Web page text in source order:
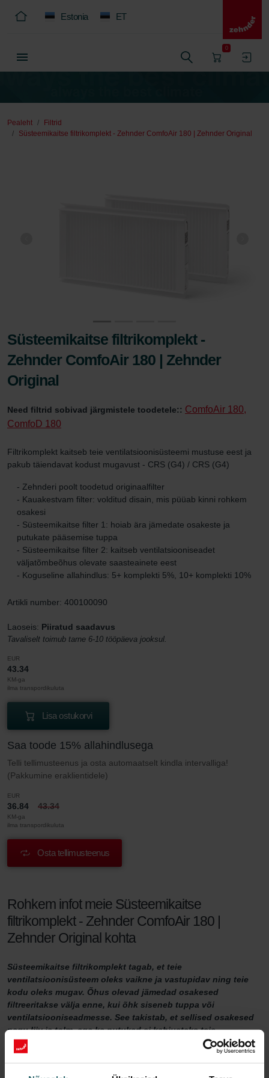
Estonia ET
0
Pealeht
Filtrid
Süsteemikaitse filtrikomplekt - Zehnder ComfoAir 180 | Zehnder Original
Süsteemikaitse filtrikomplekt -
Zehnder ComfoAir 180 | Zehnder
Original
Need filtrid sobivad järgmistele toodetele:: ComfoAir 180,
ComfoD 180
Filtrikomplekt kaitseb teie ventilatsioonisüsteemi mustuse eest ja
pakub täiendavat kodust mugavust - CRS (G4) / CRS (G4)
- Zehnderi poolt toodetud originaalfilter
- Kauakestvam filter: volditud disain, mis püüab kinni rohkem
osakesi
- Süsteemikaitse filter 1: hoiab ära jämedate osakeste ja
putukate pääsemise tuppa
- Süsteemikaitse filter 2: kaitseb ventilatsiooniseadet
väljatõmbeõhus olevate saasteainete eest
- Koguseline allahindlus: 5+ komplekti 5%, 10+ komplekti 10%
Artikli number: 400100090
Laoseis: Piiratud saadavus
Tavaliselt toimub tarne 6-10 tööpäeva jooksul.
EUR
43.34
KM-ga
ilma transpordikuluta
Lisa ostukorvi
Saa toode 15% allahindlusega
Telli tellimusteenus ja osta automaatselt kindla intervalliga!
(Pakkumine eraklientidele)
EUR
36.84 43.34
KM-ga
ilma transpordikuluta
Osta tellimusteenus
Rohkem infot meie Süsteemikaitse
filtrikomplekt - Zehnder ComfoAir 180 |
Zehnder Original kohta
Süsteemikaitse filtrikomplekt tagab, et teie
ventilatsioonisüsteem oleks vaikne ja vastupidav ning teie
kodu oleks mugav. Õhus olevad jämedad osakesed
filtreeritakse välja enne, kui õhk siseneb tuppa või
ventilatsiooniseadmesse. See takistab, et sellised osakesed
nagu liiv ja tolm, aga ka putukad ei kahjustaks teie
ventilatsiooniseadet või muudaks teie kodust õhku
ebamugavaks.